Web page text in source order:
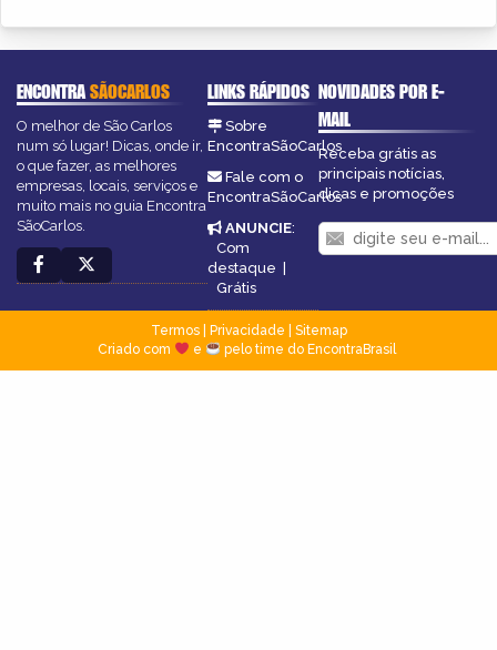
ENCONTRASÃOCARLOS
O melhor de São Carlos
num só lugar! Dicas, onde ir,
o que fazer, as melhores
empresas, locais, serviços e
muito mais no guia Encontra
SãoCarlos.
LINKS RÁPIDOS
Sobre
EncontraSãoCarlos
Fale com o
EncontraSãoCarlos
ANUNCIE:
Com
destaque |
Grátis
NOVIDADES POR E-
MAIL
Receba grátis as
principais notícias,
dicas e promoções
Termos| Privacidade
Sitemap
Criado com
e pelo time do EncontraBrasil